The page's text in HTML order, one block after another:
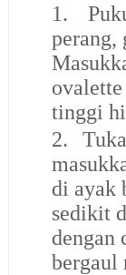
1.
perang,
tinggi
2.
di ayak
sedikit
dengan
bergaul